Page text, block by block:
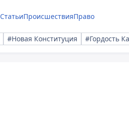
СтатьиПроисшествияПраво
#Новая Конституция #Гордость